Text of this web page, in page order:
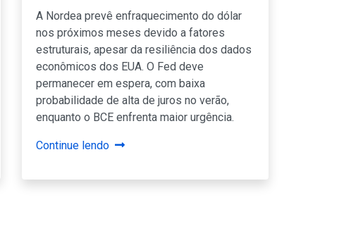
A Nordea prevê enfraquecimento do dólar
nos próximos meses devido a fatores
estruturais, apesar da resiliência dos dados
econômicos dos EUA. O Fed deve
permanecer em espera, com baixa
probabilidade de alta de juros no verão,
enquanto o BCE enfrenta maior urgência.
Continue lendo